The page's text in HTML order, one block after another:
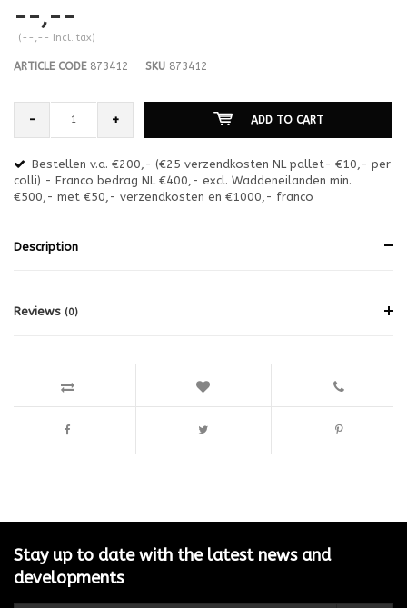
--,--
(--,-- Incl. tax)
ARTICLE CODE873412 SKU 873412
- + ADD TO CART
Bestellen v.a. €200,- (€25 verzendkosten NL pallet- €10,- per
colli) - Franco bedrag NL €400,- excl. Waddeneilanden min.
€500,- met €50,- verzendkosten en €1000,- franco
Description
Reviews (0)
Stay up to date with the latest news and
developments